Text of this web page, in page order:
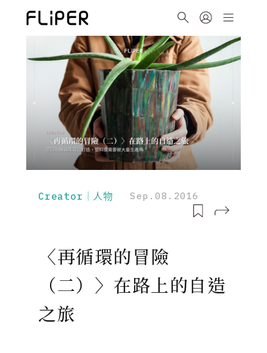
Creator｜人物 Sep.08.2016
〈再循環的冒險
（二）〉在路上的自造
之旅